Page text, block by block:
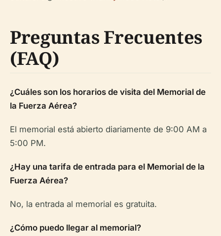
Preguntas Frecuentes
(FAQ)
¿Cuáles son los horarios de visita del Memorial de
la Fuerza Aérea?
El memorial está abierto diariamente de 9:00 AM a
5:00 PM.
¿Hay una tarifa de entrada para el Memorial de la
Fuerza Aérea?
No, la entrada al memorial es gratuita.
¿Cómo puedo llegar al memorial?